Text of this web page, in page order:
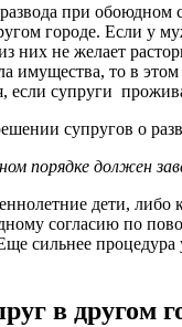
при обоюдном
городе. Если у
них не желает
то в этом
если супруги
супругов о
порядке должен
дети, либо
согласию по
сильнее
в другом